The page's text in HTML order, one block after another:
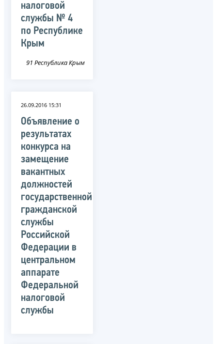
налоговой
службы № 4
по Республике
Крым
91 Республика Крым
26.09.2016 15:31
Объявление о
результатах
конкурса на
замещение
вакантных
должностей
государственной
гражданской
службы
Российской
Федерации в
центральном
аппарате
Федеральной
налоговой
службы